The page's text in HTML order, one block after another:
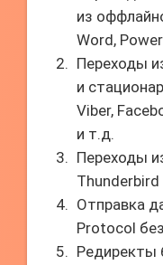
из
Word,
Переходы
и
Viber,
и т.д.
Переходы
Thunderbird
Отправка
Protocol
Редиректы